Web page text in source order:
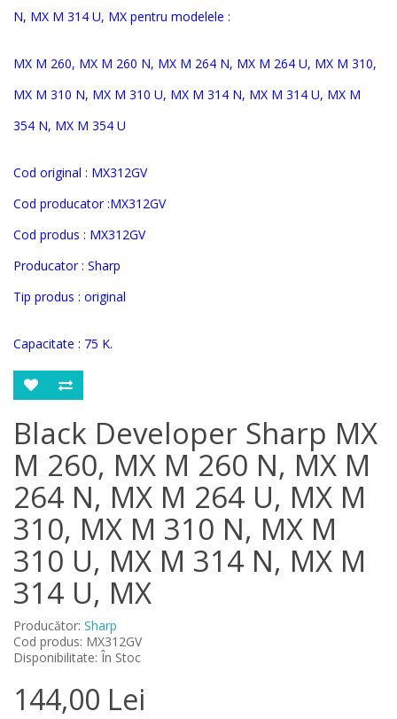
N, MX M 314 U, MX pentru modelele :
MX M 260, MX M 260 N, MX M 264 N, MX M 264 U, MX M 310,
MX M 310 N, MX M 310 U, MX M 314 N, MX M 314 U, MX M
354 N, MX M 354 U
Cod original : MX312GV
Cod producator :MX312GV
Cod produs : MX312GV
Producator : Sharp
Tip produs : original
Capacitate : 75 K.
Black Developer Sharp MX
M 260, MX M 260 N, MX M
264 N, MX M 264 U, MX M
310, MX M 310 N, MX M
310 U, MX M 314 N, MX M
314 U, MX
Producător: Sharp
Cod produs: MX312GV
Disponibilitate: În Stoc
144,00 Lei